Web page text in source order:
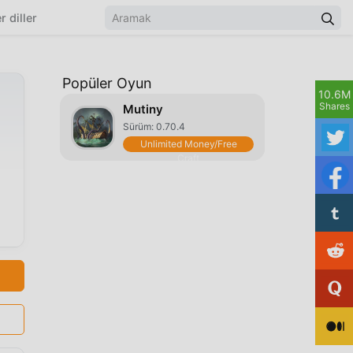
diller
Popüler Oyun
Mutiny
Sürüm: 0.70.4
Unlimited Money/Free
10.6M
Shares